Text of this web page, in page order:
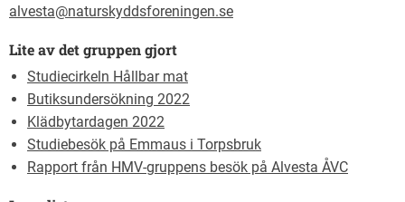
alvesta@naturskyddsforeningen.se
Lite av det gruppen gjort
Studiecirkeln Hållbar mat
Butiksundersökning 2022
Klädbytardagen 2022
Studiebesök på Emmaus i Torpsbruk
Rapport från HMV-gruppens besök på Alvesta ÅVC